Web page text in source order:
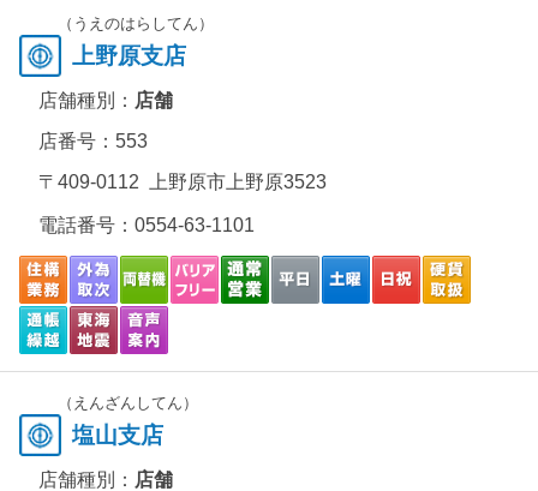
（うえのはらしてん）
上野原支店
店舗種別： 店舗
店番号：553
〒409-0112 上野原市上野原3523
電話番号： 0554-63-1101
（えんざんしてん）
塩山支店
店舗種別： 店舗